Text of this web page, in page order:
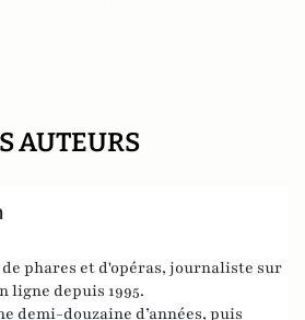
AUTEURS
phares et d'opéras, journaliste sur
ligne depuis 1995.
demi-douzaine d’années, puis